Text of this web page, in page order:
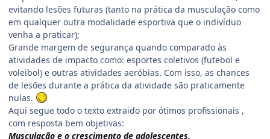
evitando lesões futuras (tanto na prática da musculação como
em qualquer outra modalidade esportiva que o indivíduo
venha a praticar);
Grande margem de segurança quando comparado às
atividades de impacto como: esportes coletivos (futebol e
voleibol) e outras atividades aeróbias. Com isso, as chances
de lesões durante a prática da atividade são praticamente
nulas.
Aqui segue todo o texto extraido por ótimos profissionais ,
com resposta bem objetivas:
Musculação e o crescimento de adolescentes.